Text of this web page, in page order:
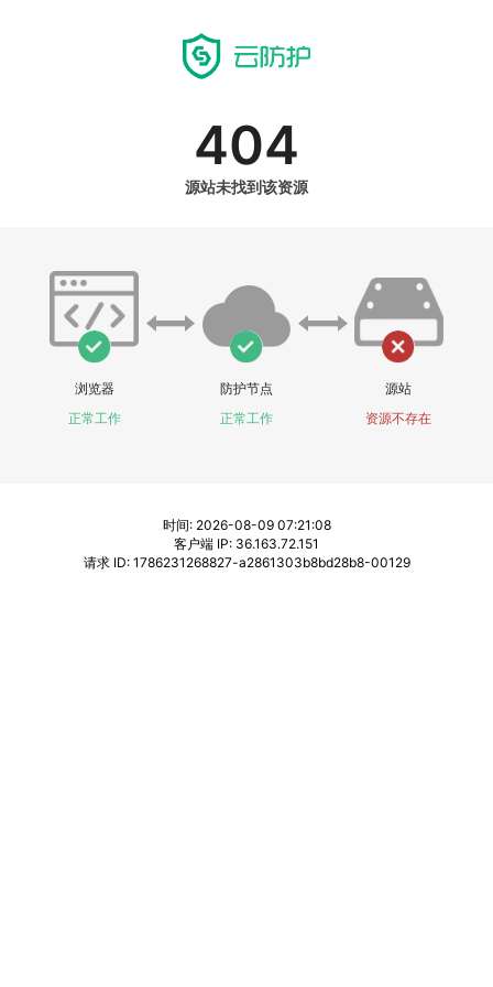
404
源站未找到该资源
浏览器
正常工作
防护节点
正常工作
源站
资源不存在
时间: 2026-08-09 07:21:08
客户端 IP: 36.163.72.151
请求 ID: 1786231268827-a2861303b8bd28b8-00129